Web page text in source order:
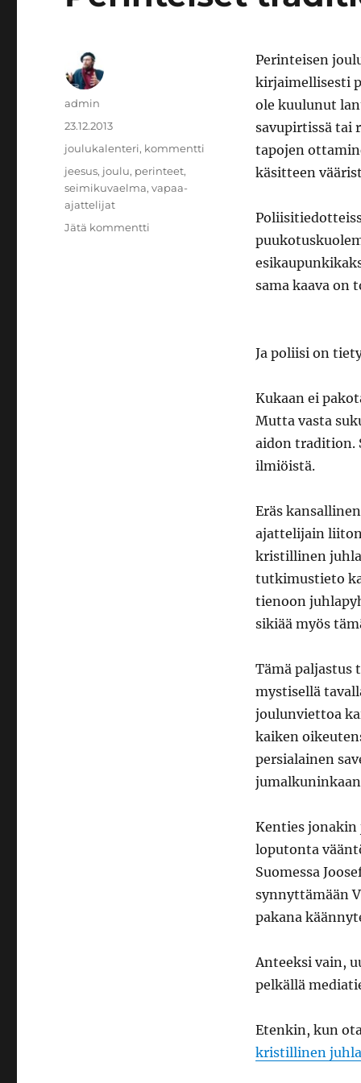
Perinteisen
kirjaimellisesti
ole kuulunut
savupirtissä tai
tapojen
käsitteen
sama kaava on
Ja poliisi on
Kukaan ei
Mutta vasta
aidon tradition.
ilmiöistä.
Eräs
ajattelijain
kristillinen
tutkimustieto
tienoon
sikiää myös
Tämä paljastus
mystisellä
joulunviettoa
kaiken
persialainen
Kenties
loputonta
Suomessa
synnyttämään
pakana
Anteeksi vain,
pelkällä
Etenkin, kun
kristillinen
Kirjoittaja
admin
Julkaistu
23.12.2013
Kategoriat
joulukalenteri, kommentti
Avainsanat
jeesus, joulu, perinteet,
seimikuvaelma,vapaa-
ajattelijat
Jätä kommentti